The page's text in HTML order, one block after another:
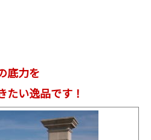
底力を
たい逸品です！